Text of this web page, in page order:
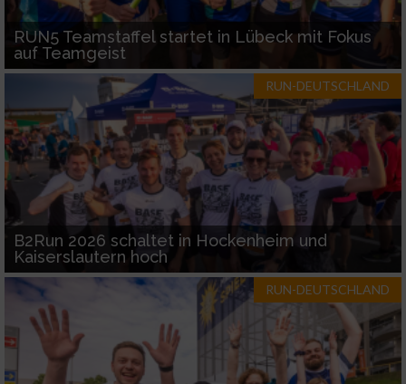
RUN5 Teamstaffel startet in Lübeck mit Fokus
auf Teamgeist
RUN-DEUTSCHLAND
B2Run 2026 schaltet in Hockenheim und
Kaiserslautern hoch
RUN-DEUTSCHLAND